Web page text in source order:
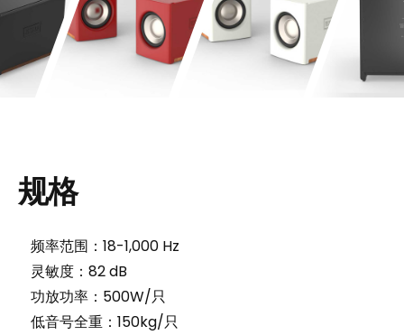
规格
频率范围：18-1,000 Hz
灵敏度：82 dB
功放功率：500W/只
低音号全重：150kg/只